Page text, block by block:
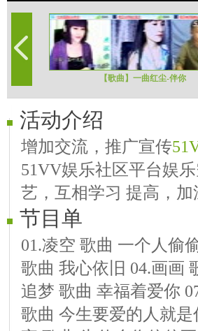
【歌曲】一曲红尘-伴你
活动介绍
增加交流，推广宣传
51VV娱乐社区平台娱
艺，互相学习 提高，
节目单
01.凌空 歌曲 一个人偷
歌曲 我心依旧 04.画画
追梦 歌曲 幸福着爱你
歌曲 今生要爱的人就